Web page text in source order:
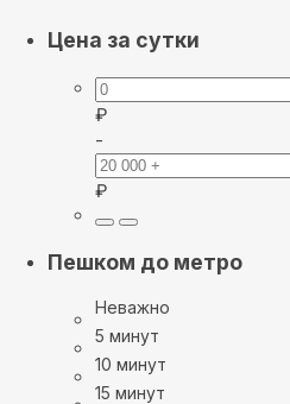
Цена за сутки
₽
-
₽
Пешком до метро
Неважно
5 минут
10 минут
15 минут